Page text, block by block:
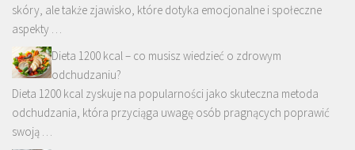
skóry, ale także zjawisko, które dotyka emocjonalne i społeczne
aspekty …
Dieta 1200 kcal – co musisz wiedzieć o zdrowym
odchudzaniu?
Dieta 1200 kcal zyskuje na popularności jako skuteczna metoda
odchudzania, która przyciąga uwagę osób pragnących poprawić
swoją …